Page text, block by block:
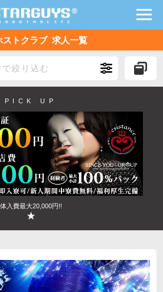
ストクラブ 求人一覧
絞り込む
PICK UP
体入費最大20,000円!!